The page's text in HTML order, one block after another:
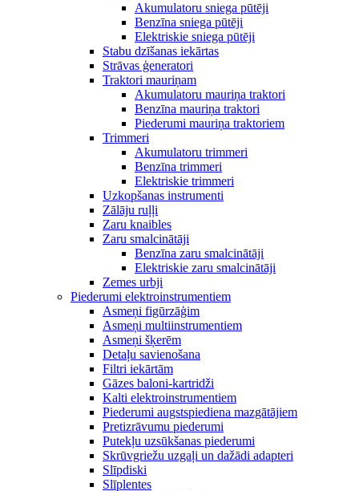
Akumulatoru sniega pūtēji
Benzīna sniega pūtēji
Elektriskie sniega pūtēji
Stabu dzīšanas iekārtas
Strāvas ģeneratori
Traktori mauriņam
Akumulatoru mauriņa traktori
Benzīna mauriņa traktori
Piederumi mauriņa traktoriem
Trimmeri
Akumulatoru trimmeri
Benzīna trimmeri
Elektriskie trimmeri
Uzkopšanas instrumenti
Zālāju ruļļi
Zaru knaibles
Zaru smalcinātāji
Benzīna zaru smalcinātāji
Elektriskie zaru smalcinātāji
Zemes urbji
Piederumi elektroinstrumentiem
Asmeņi figūrzāģim
Asmeņi multiinstrumentiem
Asmeņi šķerēm
Detaļu savienošana
Filtri iekārtām
Gāzes baloni-kartridži
Kalti elektroinstrumentiem
Piederumi augstspiediena mazgātājiem
Pretizrāvumu piederumi
Putekļu uzsūkšanas piederumi
Skrūvgriežu uzgaļi un dažādi adapteri
Slīpdiski
Slīplentes